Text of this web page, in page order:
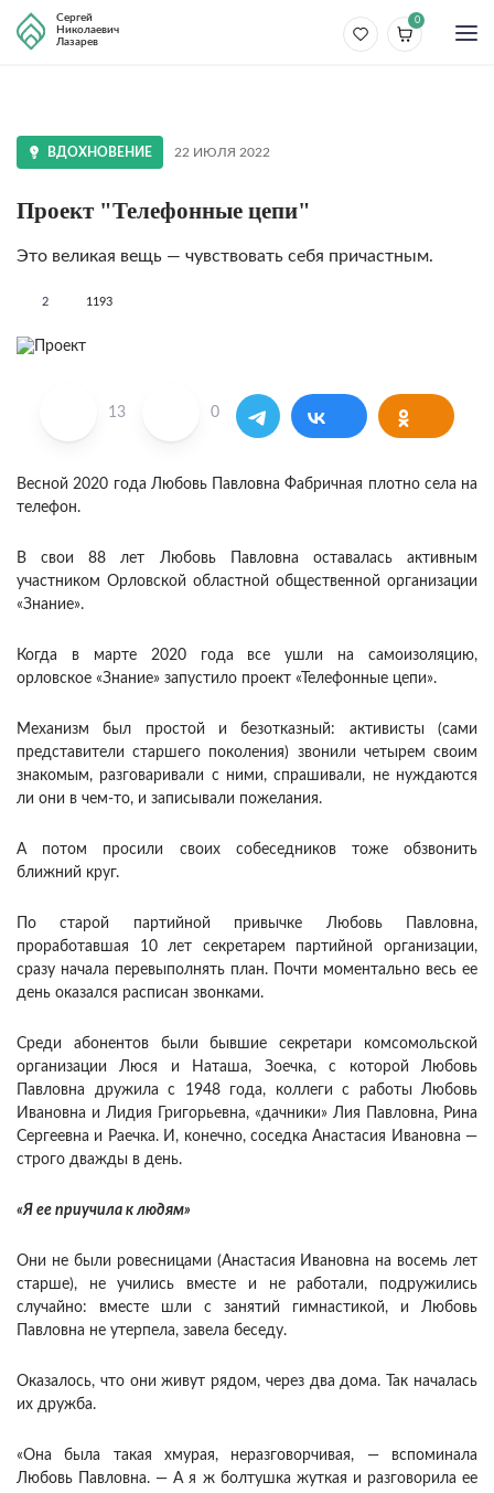
Сергей
Николаевич
Лазарев
0
ВДОХНОВЕНИЕ 22 ИЮЛЯ 2022
Проект "Телефонные цепи"
Это великая вещь — чувствовать себя причастным.
2 1193
13 0
Весной 2020 года Любовь Павловна Фабричная плотно села на
телефон.
В свои 88 лет Любовь Павловна оставалась активным
участником Орловской областной общественной организации
«Знание».
Когда в марте 2020 года все ушли на самоизоляцию,
орловское «Знание» запустило проект «Телефонные цепи».
Механизм был простой и безотказный: активисты (сами
представители старшего поколения) звонили четырем своим
знакомым, разговаривали с ними, спрашивали, не нуждаются
ли они в чем-то, и записывали пожелания.
А потом просили своих собеседников тоже обзвонить
ближний круг.
По старой партийной привычке Любовь Павловна,
проработавшая 10 лет секретарем партийной организации,
сразу начала перевыполнять план. Почти моментально весь ее
день оказался расписан звонками.
Среди абонентов были бывшие секретари комсомольской
организации Люся и Наташа, Зоечка, с которой Любовь
Павловна дружила с 1948 года, коллеги с работы Любовь
Ивановна и Лидия Григорьевна, «дачники» Лия Павловна, Рина
Сергеевна и Раечка. И, конечно, соседка Анастасия Ивановна —
строго дважды в день.
«Я ее приучила к людям»
Они не были ровесницами (Анастасия Ивановна на восемь лет
старше), не учились вместе и не работали, подружились
случайно: вместе шли с занятий гимнастикой, и Любовь
Павловна не утерпела, завела беседу.
Оказалось, что они живут рядом, через два дома. Так началась
их дружба.
«Она была такая хмурая, неразговорчивая, — вспоминала
Любовь Павловна. — А я ж болтушка жуткая и разговорила ее